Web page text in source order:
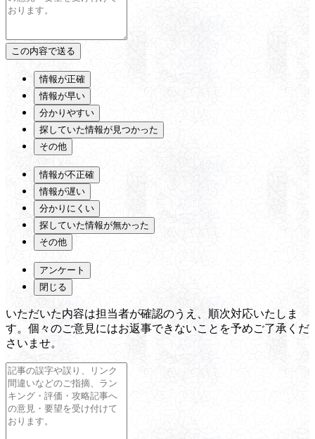
情報が正確
情報が早い
分かりやすい
探していた情報が見つかった
その他
情報が不正確
情報が遅い
分かりにくい
探していた情報が無かった
その他
アンケート
閉じる
いただいた内容は担当者が確認のうえ、順次対応いたしま
す。個々のご意見にはお返事できないことを予めご了承くだ
さいませ。